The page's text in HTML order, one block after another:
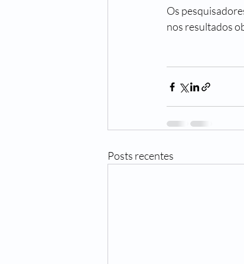
Os
nos resultados
Posts recentes